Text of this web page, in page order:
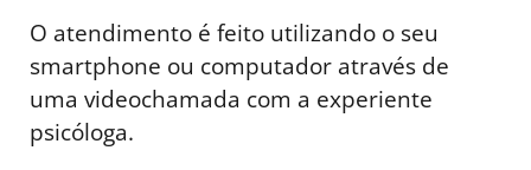
O atendimento é feito utilizando o seu
smartphone ou computador através de
uma videochamada com a experiente
psicóloga.